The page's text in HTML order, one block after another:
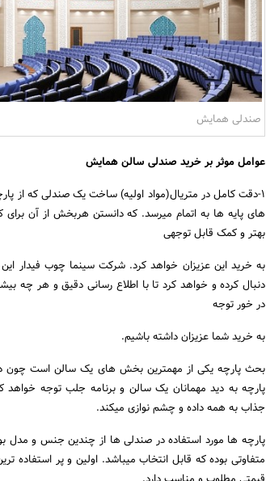
صندلی همایش
عوامل موثر بر خرید صندلی سالن همایش
1-دقت کامل در متریال(مواد اولیه) ساخت یک صندلی که از
های پایه ها به اتمام میرسد. که دانستن هربخش از آن برای
بهتر و کمک قابل توجهی
به خرید این عزیزان خواهد کرد. شرکت سینما چوب فیدار
دنبال کرده و خواهد کرد تا با اطلاع رسانی دقیق و هر چه
در خور توجه
به خرید شما عزیزان داشته باشیم.
بحث پارچه یکی از مهمترین بخش های یک سالن است چون
پارچه به دید مهمانان یک سالن و برنامه جلب توجه خواهد
جذاب به همه داده و چشم نوازی میکند.
پارچه ها مورد استفاده در صندلی ها از چندین جنس و مدل
متفاوتی بوده که قابل انتخاب میباشد. اولین و پر استفاده